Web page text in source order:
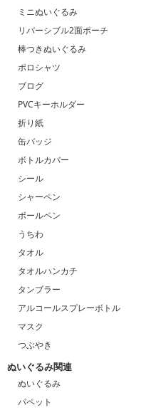
ミニぬいぐるみ
リバーシブル2面ポーチ
棒つきぬいぐるみ
ポロシャツ
ブログ
PVCキーホルダー
折り紙
缶バッジ
ボトルカバー
シール
シャーペン
ボールペン
うちわ
タオル
タオルハンカチ
タンブラー
アルコールスプレーボトル
マスク
つぶやき
ぬいぐるみ関連
ぬいぐるみ
パペット